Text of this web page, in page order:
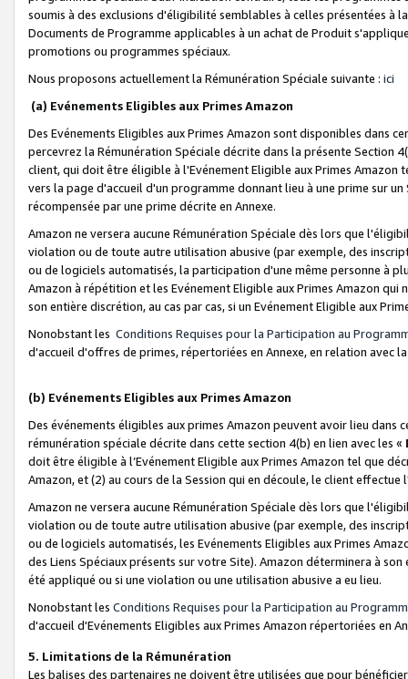
soumis à des exclusions d'éligibilité semblables à celles présentées à
Documents de Programme applicables à un achat de Produit
promotions ou programmes spéciaux.
Nous proposons actuellement la Rémunération Spéciale suivante : ici
(a) Evénements Eligibles aux Primes Amazon
Des Evénements Eligibles aux Primes Amazon sont disponibles dans
percevrez la Rémunération Spéciale décrite dans la présente Section
client, qui doit être éligible à l'Evénement Eligible aux Primes Amazon
vers la page d'accueil d'un programme donnant lieu à une prime sur
récompensée par une prime décrite en Annexe.
Amazon ne versera aucune Rémunération Spéciale dès lors que
violation ou de toute autre utilisation abusive (par exemple, des
ou de logiciels automatisés, la participation d'une même personne à
Amazon à répétition et les Evénement Eligible aux Primes Amazon qui
son entière discrétion, au cas par cas, si un Evénement Eligible aux
Nonobstant les Conditions Requises pour la Participation au
d'accueil d'offres de primes, répertoriées en Annexe, en relation avec
(b) Evénements Eligibles aux Primes Amazon
Des événements éligibles aux primes Amazon peuvent avoir lieu dans
rémunération spéciale décrite dans cette section 4(b) en lien avec les «
doit être éligible à l’Evénement Eligible aux Primes Amazon tel que
Amazon, et (2) au cours de la Session qui en découle, le client
Amazon ne versera aucune Rémunération Spéciale dès lors que
violation ou de toute autre utilisation abusive (par exemple, des
ou de logiciels automatisés, les Evénements Eligibles aux Primes
des Liens Spéciaux présents sur votre Site). Amazon déterminera à
été appliqué ou si une violation ou une utilisation abusive a eu lieu.
Nonobstant les Conditions Requises pour la Participation au
d'accueil d'Evénements Eligibles aux Primes Amazon répertoriées en
5. Limitations de la Rémunération
Les balises des partenaires ne doivent être utilisées que pour